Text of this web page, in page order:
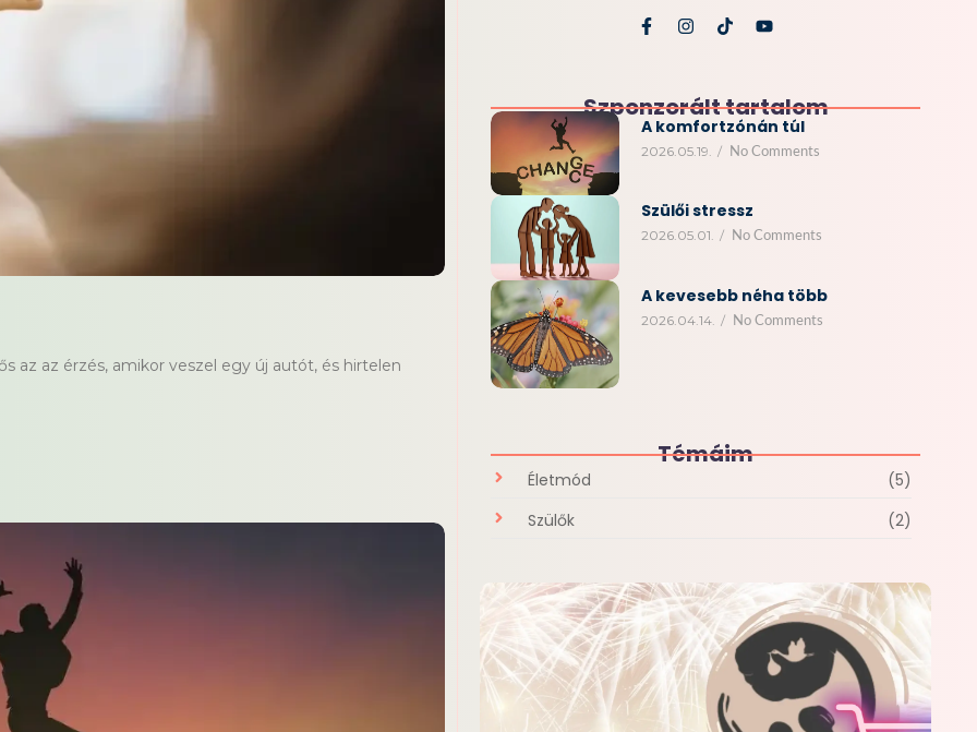
az az érzés, amikor veszel egy új autót, és hirtelen
Szponzorált tartalom
A komfortzónán túl
2026.05.19. / No Comments
Szülői stressz
2026.05.01. / No Comments
A kevesebb néha több
2026.04.14. / No Comments
Témáim
Életmód
(5)
Szülők
(2)